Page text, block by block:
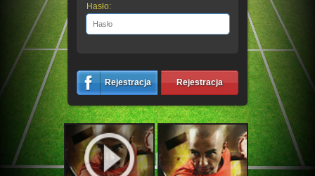
Hasło:
Rejestracja Rejestracja